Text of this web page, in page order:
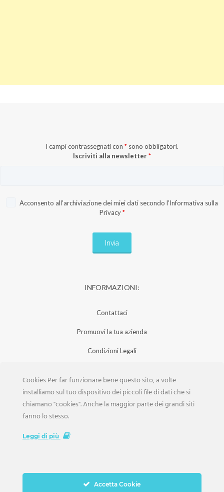
I campi contrassegnati con * sono obbligatori.
Iscriviti alla newsletter*
Acconsento all’archiviazione dei miei dati secondo l’Informativa sulla
Privacy *
INFORMAZIONI:
Contattaci
Promuovi la tua azienda
Condizioni Legali
Iscrizione Aziende
Scarica la Rivista
Cookies Per far funzionare bene questo sito, a volte
installiamo sul tuo dispositivo dei piccoli file di dati che si
chiamano "cookies". Anche la maggior parte dei grandi siti
fanno lo stesso.
Leggi di più
Accetta Cookie